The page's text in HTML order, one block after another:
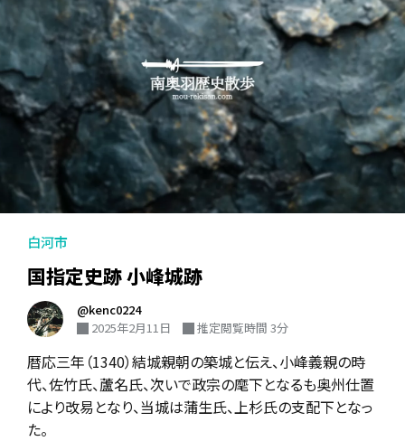
白河市
国指定史跡 小峰城跡
@kenc0224
2025年2月11日
推定閲覧時間 3分
暦応三年（1340）結城親朝の築城と伝え、小峰義親の時
代、佐竹氏、蘆名氏、次いで政宗の麾下となるも奥州仕置
により改易となり、当城は蒲生氏、上杉氏の支配下となっ
た。